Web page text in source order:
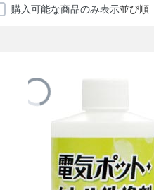
購入可能な商品のみ表示並び順